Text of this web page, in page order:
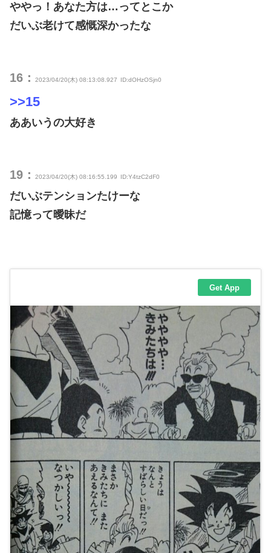
ややっ！あなた方は…ってとこか
だいぶ老けて感慨深かったな
16： 2023/04/20(木) 08:13:08.927 ID:dOHzOSjn0
>>15
ああいうの大好き
19： 2023/04/20(木) 08:16:55.199 ID:Y4tzC2dF0
だいぶテンションたけーな
記憶って曖昧だ